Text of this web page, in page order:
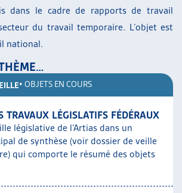
dans le cadre de rapports de travail
du travail temporaire. L’objet est
national.
• OBJETS EN COURS
TRAVAUX LÉGISLATIFS FÉDÉRAUX
législative de l’Artias dans un
de synthèse (voir dossier de veille
qui comporte le résumé des objets